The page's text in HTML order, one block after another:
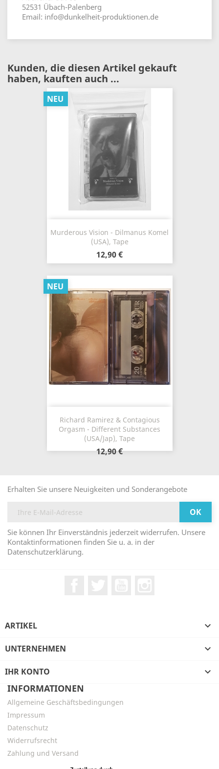
52531 Übach-Palenberg
Email: info@dunkelheit-produktionen.de
Kunden, die diesen Artikel gekauft
haben, kauften auch ...
Murderous Vision - Dilmanus Komel
(USA), Tape
12,90 €
NEU
Richard Ramirez & Contagious
Orgasm - Different Substances
(USA/Jap), Tape
12,90 €
NEU
Erhalten Sie unsere Neuigkeiten und Sonderangebote
Sie können Ihr Einverständnis jederzeit widerrufen. Unsere
Kontaktinformationen finden Sie u. a. in der
Datenschutzerklärung.
ARTIKEL 
UNTERNEHMEN 
IHR KONTO

INFORMATIONEN
Allgemeine Geschäftsbedingungen
Impressum
Datenschutz
Widerrufsrecht
Zahlung und Versand